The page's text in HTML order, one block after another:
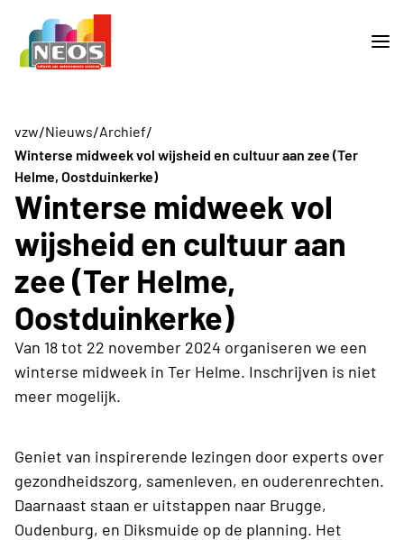
vzw/Nieuws/Archief/
Winterse midweek vol wijsheid en cultuur aan zee (Ter
Helme, Oostduinkerke)
Winterse midweek vol
wijsheid en cultuur aan
zee (Ter Helme,
Oostduinkerke)
Van 18 tot 22 november 2024 organiseren we een
winterse midweek in Ter Helme. Inschrijven is niet
meer mogelijk.
Geniet van inspirerende lezingen door experts over
gezondheidszorg, samenleven, en ouderenrechten.
Daarnaast staan er uitstappen naar Brugge,
Oudenburg, en Diksmuide op de planning. Het